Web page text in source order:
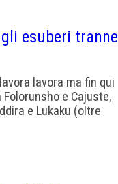
esuberi tranne
lavora ma fin qui
e Cajuste,
e Lukaku (oltre
Tra le big è la